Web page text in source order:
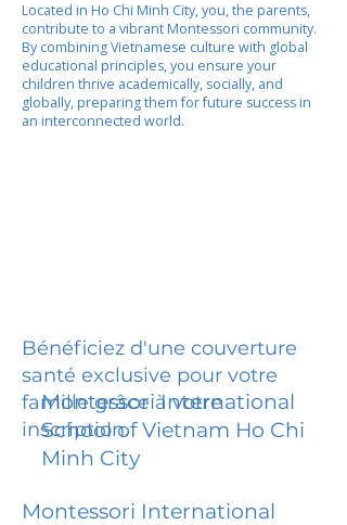
Located in Ho Chi Minh City, you, the parents,
contribute to a vibrant Montessori community.
By combining Vietnamese culture with global
educational principles, you ensure your
children thrive academically, socially, and
globally, preparing them for future success in
an interconnected world.
Bénéficiez d'une couverture
santé exclusive pour votre
famille grâce à votre
inscription.
Montessori International
School of Vietnam Ho Chi
Minh City
Montessori International